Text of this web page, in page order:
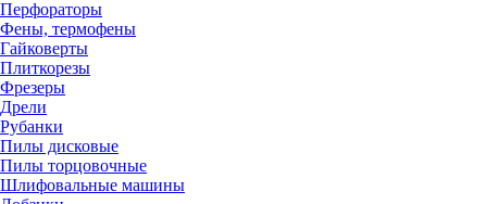
Перфораторы
Фены, термофены
Гайковерты
Плиткорезы
Фрезеры
Дрели
Рубанки
Пилы дисковые
Пилы торцовочные
Шлифовальные машины